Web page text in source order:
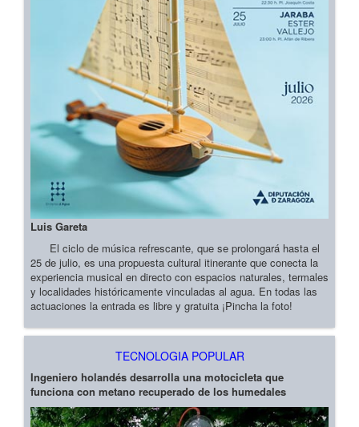
Luis Gareta
El ciclo de música refrescante, que se prolongará hasta el
25 de julio, es una propuesta cultural itinerante que conecta la
experiencia musical en directo con espacios naturales, termales
y localidades históricamente vinculadas al agua. En todas las
actuaciones la entrada es libre y gratuita ¡Pincha la foto!
TECNOLOGIA POPULAR
Ingeniero holandés desarrolla una motocicleta que
funciona con metano recuperado de los humedales